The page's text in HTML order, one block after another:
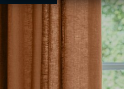
Mørklæggelse
Our production